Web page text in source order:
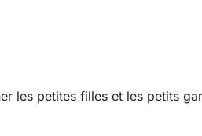
les petites filles et les petits